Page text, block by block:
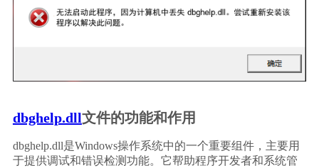
dbghelp.dll文件的功能和作用
dbghelp.dll是Windows操作系统中的一个重要组件，主要用
于提供调试和错误检测功能。它帮助程序开发者和系统管